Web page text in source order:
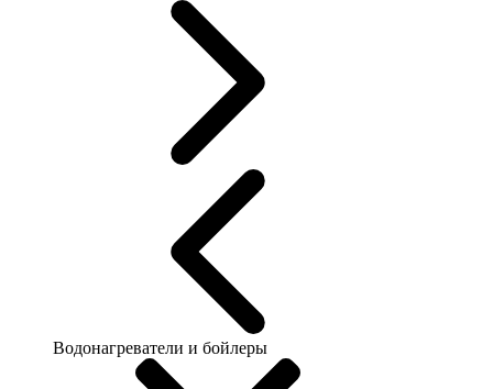
Водонагреватели и бойлеры